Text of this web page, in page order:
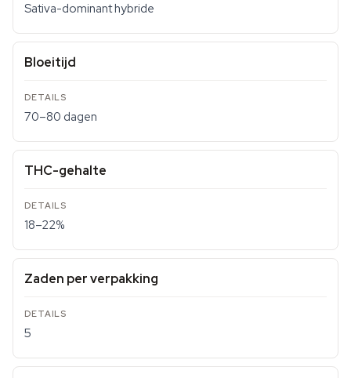
Sativa-dominant hybride
Bloeitijd
70–80 dagen
THC-gehalte
18–22%
Zaden per verpakking
5